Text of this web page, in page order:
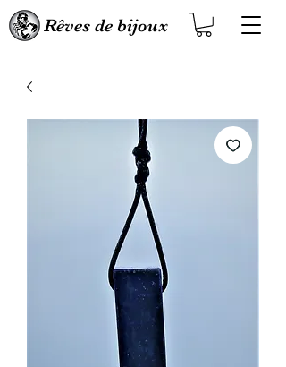
Rêves de bijoux